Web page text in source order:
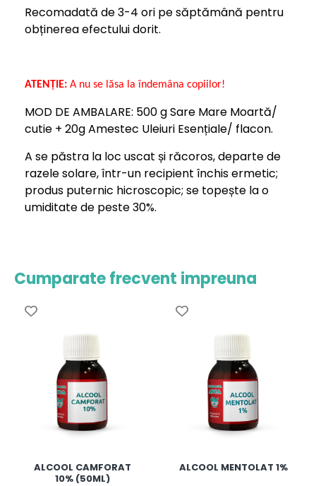
Recomadată de 3-4 ori pe săptămână pentru
obținerea efectului dorit.
ATENȚIE: A nu se lăsa la îndemâna copiilor!
MOD DE AMBALARE: 500 g Sare Mare Moartă/
cutie + 20g Amestec Uleiuri Esențiale/ flacon.
A se păstra la loc uscat și răcoros, departe de
razele solare, într-un recipient închis ermetic;
produs puternic hicroscopic; se topește la o
umiditate de peste 30%.
Cumparate frecvent impreuna
ALCOOL CAMFORAT
10% (50ML)
ALCOOL MENTOLAT 1%